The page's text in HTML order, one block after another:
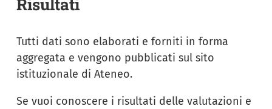
Tutti dati sono elaborati e forniti in forma
aggregata e vengono pubblicati sul sito
istituzionale di Ateneo.
Se vuoi conoscere i risultati delle valutazioni e